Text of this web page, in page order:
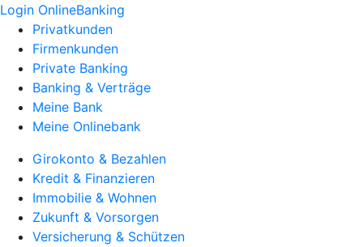
Login OnlineBanking
Privatkunden
Firmenkunden
Private Banking
Banking & Verträge
Meine Bank
Meine Onlinebank
Girokonto & Bezahlen
Kredit & Finanzieren
Immobilie & Wohnen
Zukunft & Vorsorgen
Versicherung & Schützen